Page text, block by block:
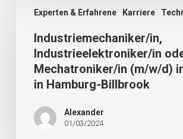
Experten & Erfahrene Karriere
Industriemechaniker/in,
Industrieelektroniker/in
Mechatroniker/in (m/w/d)
in Hamburg-Billbrook
Alexander
01/03/2024